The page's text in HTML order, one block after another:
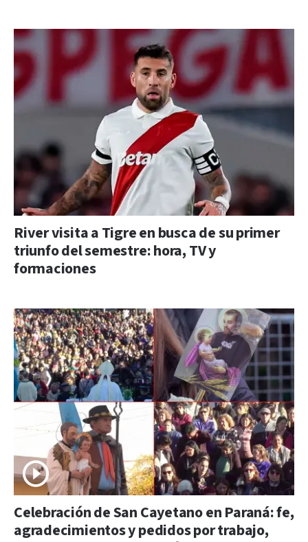
River visita a Tigre en busca de su primer
triunfo del semestre: hora, TV y
formaciones
Celebración de San Cayetano en Paraná: fe,
agradecimientos y pedidos por trabajo,